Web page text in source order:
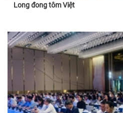
Long đong tôm Việt